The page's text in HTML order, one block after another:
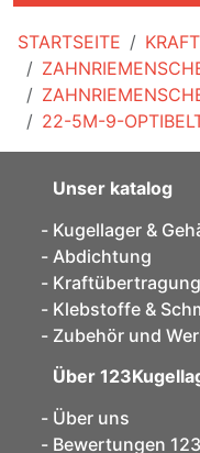
STARTSEITE
22-5M-9-
Unser katalog
Kugellager &
Abdichtung
Kraftübertragung
Klebstoffe &
Zubehör und
Über
Über uns
Bewertungen